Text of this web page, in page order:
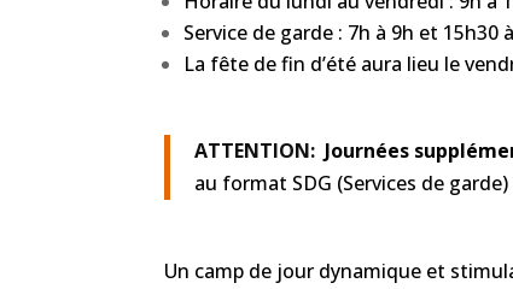
Service de garde : 7h à 9h et 15h30
La fête de fin d’été aura lieu le
ATTENTION: Journées
au format SDG (Services de
Un camp de jour dynamique et